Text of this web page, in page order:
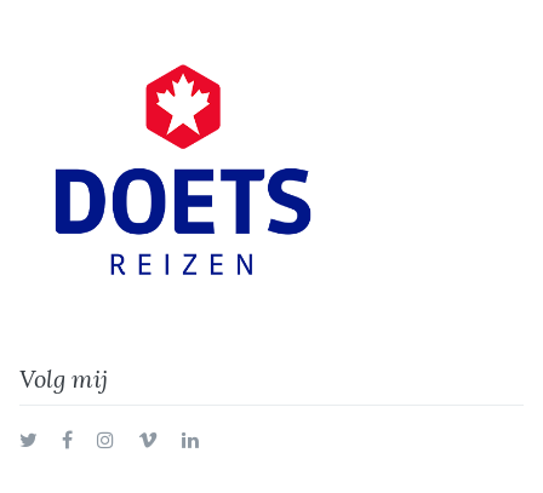
Volg mij
TwitterFacebookInstagram
VimeoLinkedIn